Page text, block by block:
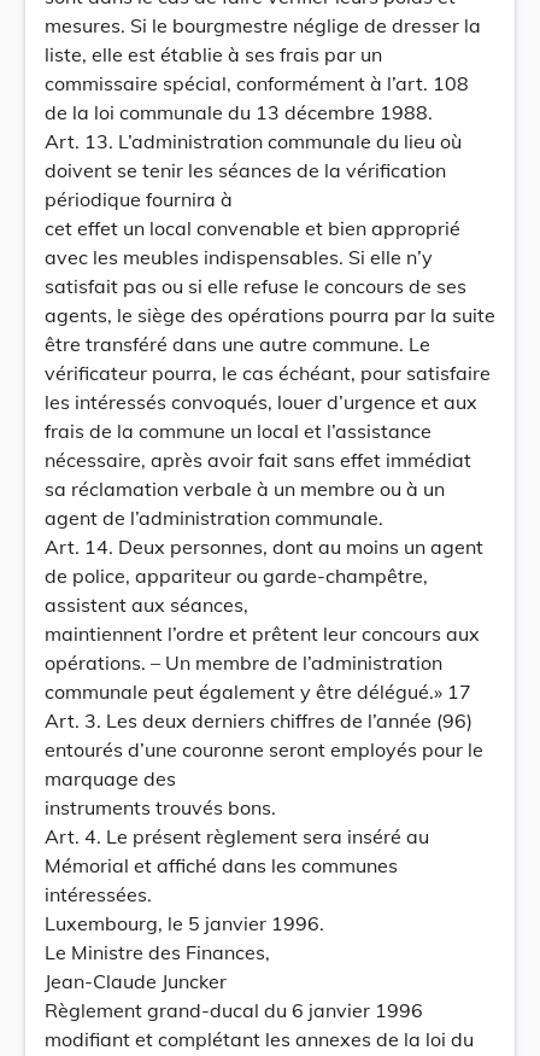
mesures. Si le bourgmestre néglige de dresser la
liste, elle est établie à ses frais par un
commissaire spécial, conformément à l’art. 108
de la loi communale du 13 décembre 1988.
Art. 13. L’administration communale du lieu où
doivent se tenir les séances de la vérification
périodique fournira à
cet effet un local convenable et bien approprié
avec les meubles indispensables. Si elle n’y
satisfait pas ou si elle refuse le concours de ses
agents, le siège des opérations pourra par la suite
être transféré dans une autre commune. Le
vérificateur pourra, le cas échéant, pour satisfaire
les intéressés convoqués, louer d’urgence et aux
frais de la commune un local et l’assistance
nécessaire, après avoir fait sans effet immédiat
sa réclamation verbale à un membre ou à un
agent de l’administration communale.
Art. 14. Deux personnes, dont au moins un agent
de police, appariteur ou garde-champêtre,
assistent aux séances,
maintiennent l’ordre et prêtent leur concours aux
opérations. – Un membre de l’administration
communale peut également y être délégué.» 17
Art. 3. Les deux derniers chiffres de l’année (96)
entourés d’une couronne seront employés pour le
marquage des
instruments trouvés bons.
Art. 4. Le présent règlement sera inséré au
Mémorial et affiché dans les communes
intéressées.
Luxembourg, le 5 janvier 1996.
Le Ministre des Finances,
Jean-Claude Juncker
Règlement grand-ducal du 6 janvier 1996
modifiant et complétant les annexes de la loi du